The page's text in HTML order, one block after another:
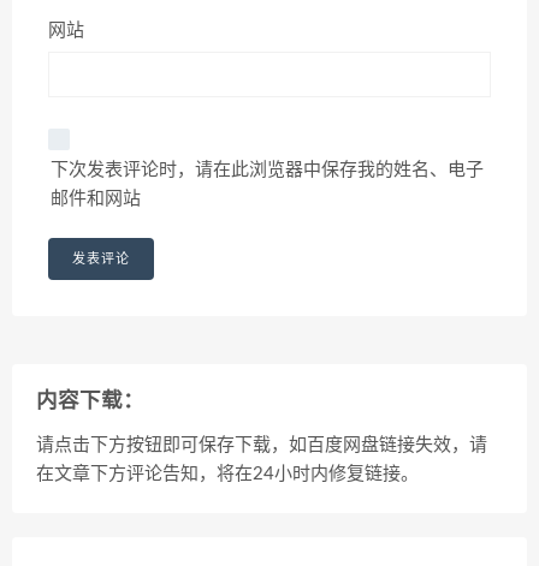
网站
下次发表评论时，请在此浏览器中保存我的姓名、电子
邮件和网站
内容下载：
请点击下方按钮即可保存下载，如百度网盘链接失效，请
在文章下方评论告知，将在24小时内修复链接。